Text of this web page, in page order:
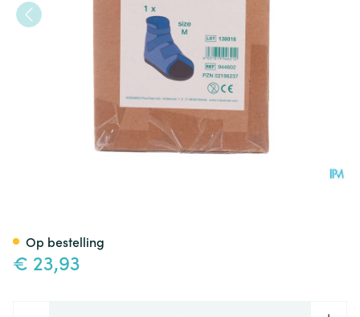
€ 23,93
Op bestelling